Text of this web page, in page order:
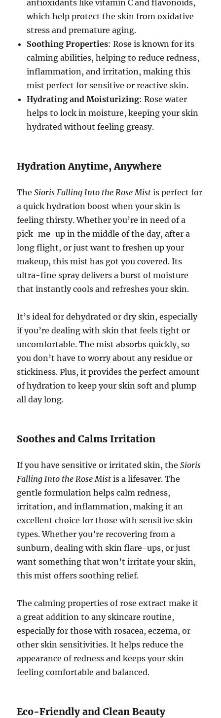
antioxidants like vitamin C and flavonoids,
which help protect the skin from oxidative
stress and premature aging.
Soothing Properties: Rose is known for its
calming abilities, helping to reduce redness,
inflammation, and irritation, making this
mist perfect for sensitive or reactive skin.
Hydrating and Moisturizing: Rose water
helps to lock in moisture, keeping your skin
hydrated without feeling greasy.
Hydration Anytime, Anywhere
TheSioris Falling Into the Rose Mist is perfect for
a quick hydration boost when your skin is
feeling thirsty. Whether you’re in need of a
pick-me-up in the middle of the day, after a
long flight, or just want to freshen up your
makeup, this mist has got you covered. Its
ultra-fine spray delivers a burst of moisture
that instantly cools and refreshes your skin.
It’s ideal for dehydrated or dry skin, especially
if you’re dealing with skin that feels tight or
uncomfortable. The mist absorbs quickly, so
you don’t have to worry about any residue or
stickiness. Plus, it provides the perfect amount
of hydration to keep your skin soft and plump
all day long.
Soothes and Calms Irritation
If you have sensitive or irritated skin, theSioris
Falling Into the Rose Mist is a lifesaver. The
gentle formulation helps calm redness,
irritation, and inflammation, making it an
excellent choice for those with sensitive skin
types. Whether you’re recovering from a
sunburn, dealing with skin flare-ups, or just
want something that won’t irritate your skin,
this mist offers soothing relief.
The calming properties of rose extract make it
a great addition to any skincare routine,
especially for those with rosacea, eczema, or
other skin sensitivities. It helps reduce the
appearance of redness and keeps your skin
feeling comfortable and balanced.
Eco-Friendly and Clean Beauty